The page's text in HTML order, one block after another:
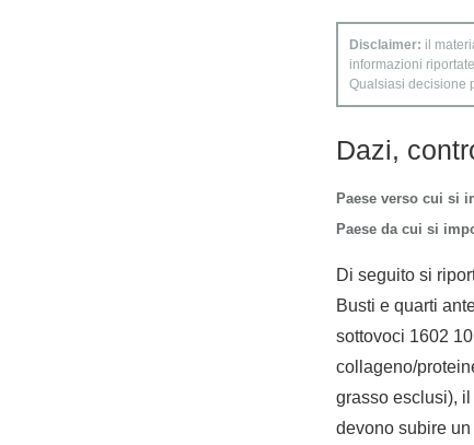
Disclaimer: il
informazioni
Qualsiasi decisione
Dazi,
Paese verso cui si
Paese da cui si
Di seguito si
Busti e quarti
sottovoci 1602
collageno/
grasso esclusi),
devono subire